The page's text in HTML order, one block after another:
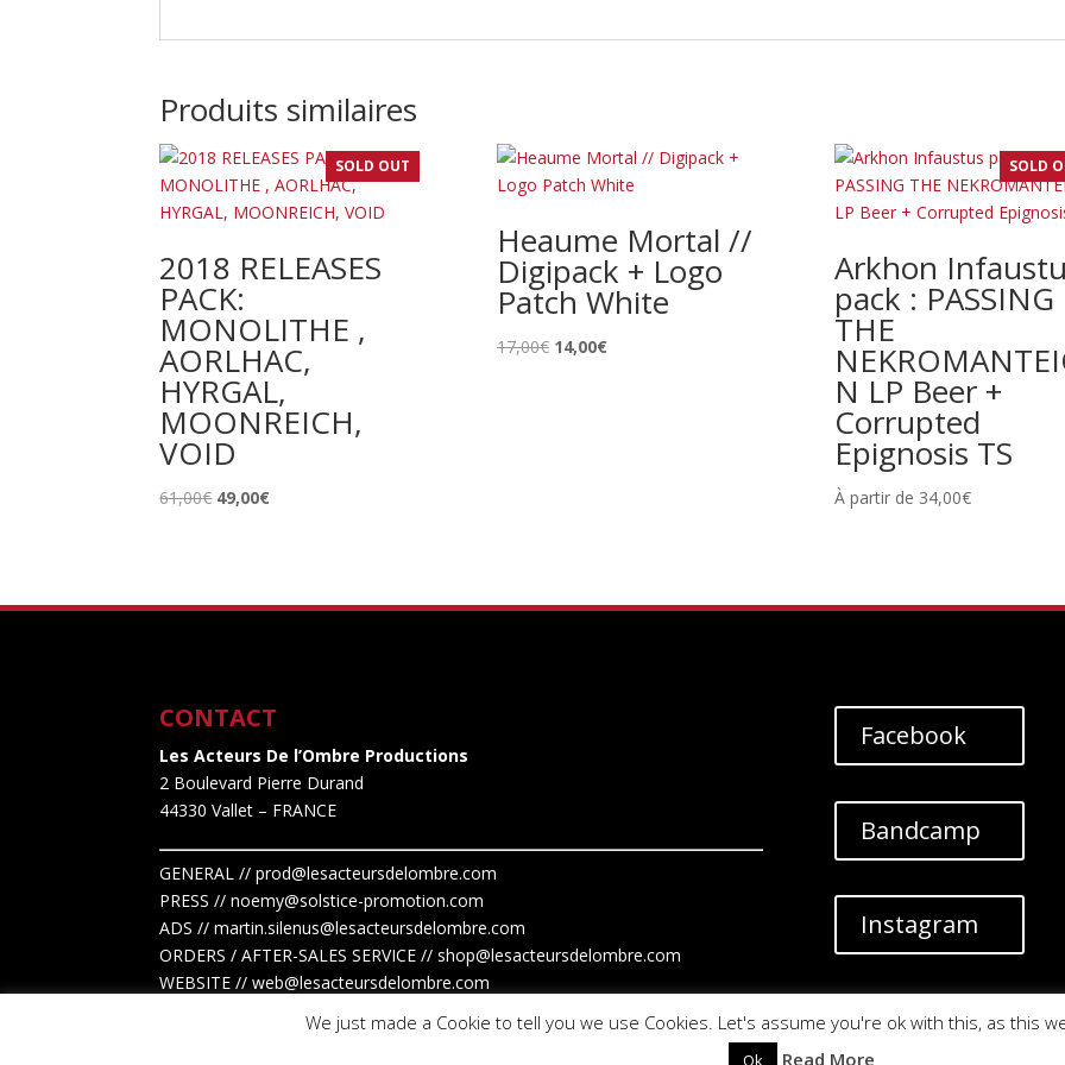
Produits similaires
SOLD OUT
2018 RELEASES
PACK:
MONOLITHE ,
AORLHAC,
HYRGAL,
MOONREICH,
VOID
61,00€ Le
61,00€.
49,00€Le
49,00€.
Heaume Mortal //
Digipack + Logo
Patch White
17,00€ Le
14,00€Le
SOLD
Arkhon
pack : PASSING
THE
N LP Beer +
Corrupted
Epignosis TS
À partir de 34,00€
CONTACT
Les Acteurs De l’Ombre Productions
2 Boulevard Pierre Durand
44330 Vallet – FRANCE
GENERAL // prod@lesacteursdelombre.com
PRESS // noemy@solstice-promotion.com
ADS //martin.silenus@lesacteursdelombre.com
ORDERS / AFTER-SALES SERVICE // shop@lesacteursdelombre.com
WEBSITE // web@lesacteursdelombre.com
Facebook
Bandcamp
Instagram
We just made a Cookie to tell you we use Cookies. Let's assume you're ok with this, as this
Ok Read More